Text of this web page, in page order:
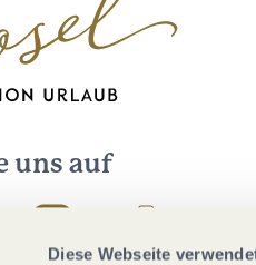
Diese Webseite
uns auf